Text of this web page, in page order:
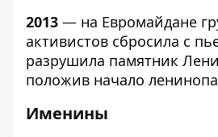
2013 — на Евромайдане
активистов сбросила с
разрушила памятник
положив начало
Именины